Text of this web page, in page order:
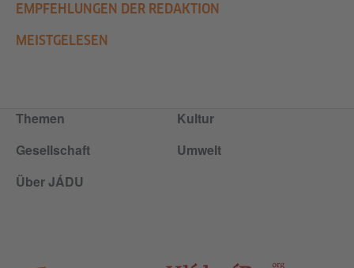
EMPFEHLUNGEN DER REDAKTION
MEISTGELESEN
Themen
Kultur
Gesellschaft
Umwelt
Über JÁDU